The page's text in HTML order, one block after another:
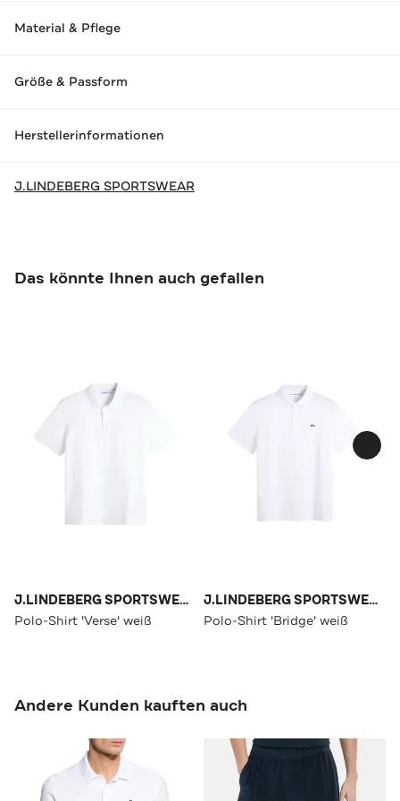
Material & Pflege
Größe & Passform
Herstellerinformationen
J.LINDEBERG SPORTSWEAR
Das könnte Ihnen auch gefallen
J.LINDEBERG SPORTSWEAR
Polo-Shirt 'Verse' weiß
J.LINDEBERG SPORTSWEAR
Polo-Shirt 'Bridge' weiß
Andere Kunden kauften auch